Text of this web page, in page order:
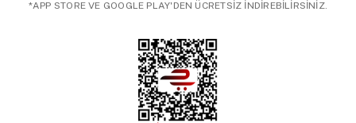
*APP STORE VE GOOGLE PLAY'DEN ÜCRETSİZ İNDİREBİLİRSİNİZ.